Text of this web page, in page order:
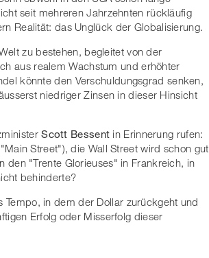
seit mehreren Jahrzehnten rückläufig
Realität: das Unglück der Globalisierung.
zu bestehen, begleitet von der
aus realem Wachstum und erhöhter
könnte den Verschuldungsgrad senken,
niedriger Zinsen in dieser Hinsicht
Scott Bessent in Erinnerung rufen:
Street"), die Wall Street wird schon gut
den "Trente Glorieuses" in Frankreich, in
behinderte?
Tempo, in dem der Dollar zurückgeht und
Erfolg oder Misserfolg dieser